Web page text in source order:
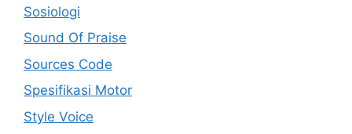
Sosiologi
Sound Of Praise
Sources Code
Spesifikasi Motor
Style Voice